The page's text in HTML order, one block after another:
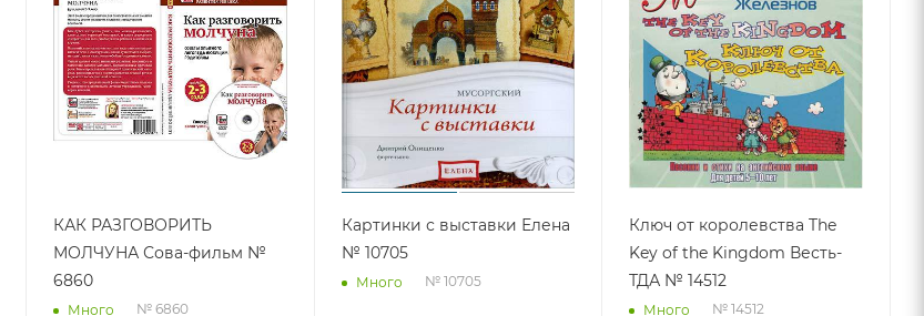
КАК РАЗГОВОРИТЬ
МОЛЧУНА Сова-фильм №
6860
Много № 6860
Картинки с выставки Елена
№ 10705
Много № 10705
Ключ от королевства The
Key of the Kingdom Весть-
ТДА № 14512
Много № 14512